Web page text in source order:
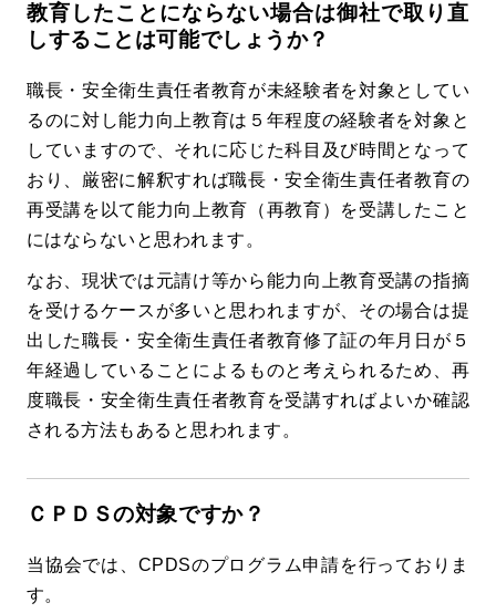
教育したことにならない場合は御社で取り直
しすることは可能でしょうか？
職長・安全衛生責任者教育が未経験者を対象としてい
るのに対し能力向上教育は５年程度の経験者を対象と
していますので、それに応じた科目及び時間となって
おり、厳密に解釈すれば職長・安全衛生責任者教育の
再受講を以て能力向上教育（再教育）を受講したこと
にはならないと思われます。
なお、現状では元請け等から能力向上教育受講の指摘
を受けるケースが多いと思われますが、その場合は提
出した職長・安全衛生責任者教育修了証の年月日が５
年経過していることによるものと考えられるため、再
度職長・安全衛生責任者教育を受講すればよいか確認
される方法もあると思われます。
ＣＰＤＳの対象ですか？
当協会では、CPDSのプログラム申請を行っておりま
す。